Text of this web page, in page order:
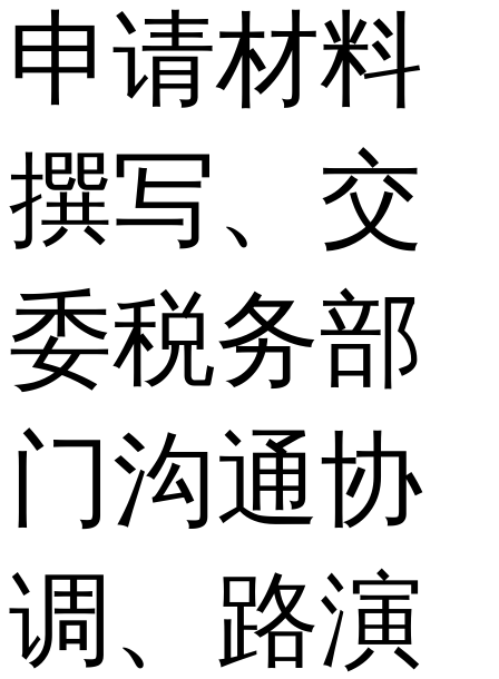
申请材料
撰写、交
委税务部
门沟通协
调、路演